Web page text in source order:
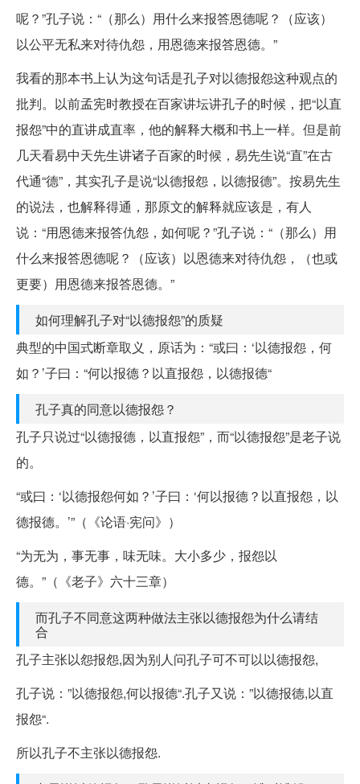
呢？”孔子说：“（那么）用什么来报答恩德呢？（应该）
以公平无私来对待仇怨，用恩德来报答恩德。”
我看的那本书上认为这句话是孔子对以德报怨这种观点的
批判。以前孟宪时教授在百家讲坛讲孔子的时候，把“以直
报怨”中的直讲成直率，他的解释大概和书上一样。但是前
几天看易中天先生讲诸子百家的时候，易先生说“直”在古
代通“德”，其实孔子是说“以德报怨，以德报德”。按易先生
的说法，也解释得通，那原文的解释就应该是，有人
说：“用恩德来报答仇怨，如何呢？”孔子说：“（那么）用
什么来报答恩德呢？（应该）以恩德来对待仇怨，（也或
更要）用恩德来报答恩德。”
如何理解孔子对“以德报怨”的质疑
典型的中国式断章取义，原话为：“或曰：‘以德报怨，何
如？’子曰：“何以报德？以直报怨，以德报德“
孔子真的同意以德报怨？
孔子只说过“以德报德，以直报怨”，而“以德报怨”是老子说
的。
“或曰：‘以德报怨何如？’子曰：‘何以报德？以直报怨，以
德报德。’”（《论语·宪问》）
“为无为，事无事，味无味。大小多少，报怨以
德。”（《老子》六十三章）
而孔子不同意这两种做法主张以德报怨为什么请结
合
孔子主张以怨报怨,因为别人问孔子可不可以以德报怨,
孔子说：”以德报怨,何以报德“.孔子又说：”以德报德,以直
报怨“.
所以孔子不主张以德报怨.